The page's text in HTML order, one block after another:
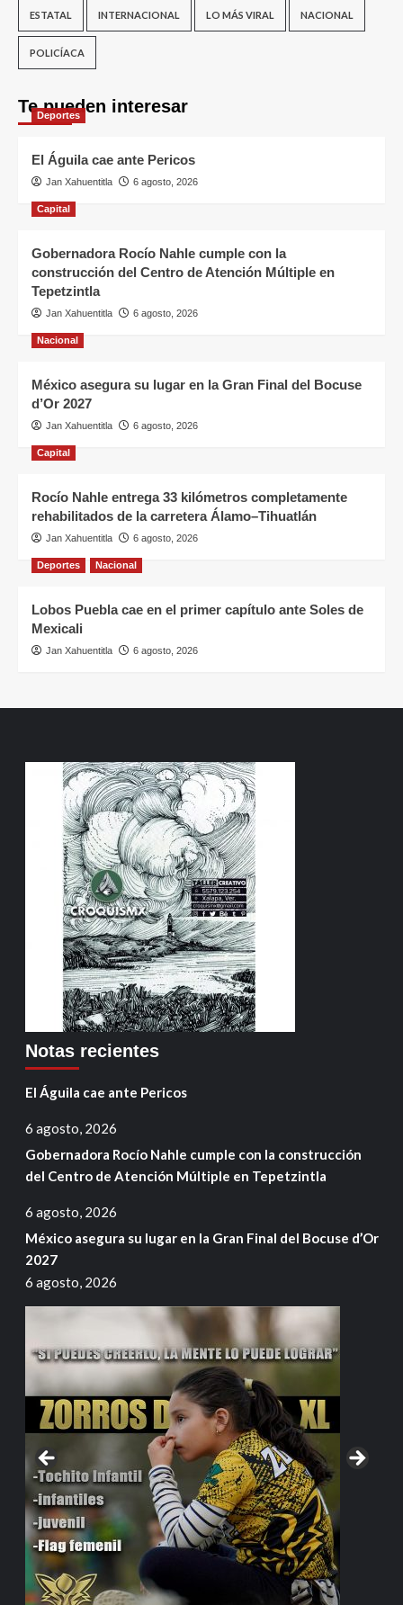
ESTATAL INTERNACIONAL LO MÁS VIRAL NACIONAL
POLICÍACA
Te pueden interesar
Deportes
El Águila cae ante Pericos
Jan Xahuentitla 6 agosto, 2026
Capital
Gobernadora Rocío Nahle cumple con la
construcción del Centro de Atención Múltiple en
Tepetzintla
Jan Xahuentitla 6 agosto, 2026
Nacional
México asegura su lugar en la Gran Final del Bocuse
d’Or 2027
Jan Xahuentitla 6 agosto, 2026
Capital
Rocío Nahle entrega 33 kilómetros completamente
rehabilitados de la carretera Álamo–Tihuatlán
Jan Xahuentitla 6 agosto, 2026
Deportes Nacional
Lobos Puebla cae en el primer capítulo ante Soles de
Mexicali
Jan Xahuentitla 6 agosto, 2026
Notas recientes
El Águila cae ante Pericos
6 agosto, 2026
Gobernadora Rocío Nahle cumple con la construcción
del Centro de Atención Múltiple en Tepetzintla
6 agosto, 2026
México asegura su lugar en la Gran Final del Bocuse d’Or
2027
6 agosto, 2026